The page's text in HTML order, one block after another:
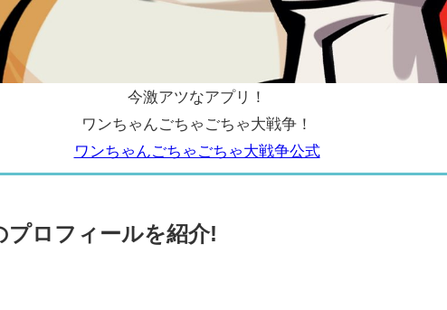
今激アツなアプリ！
ワンちゃんごちゃごちゃ大戦争！
ワンちゃんごちゃごちゃ大戦争公式
プロフィールを紹介!